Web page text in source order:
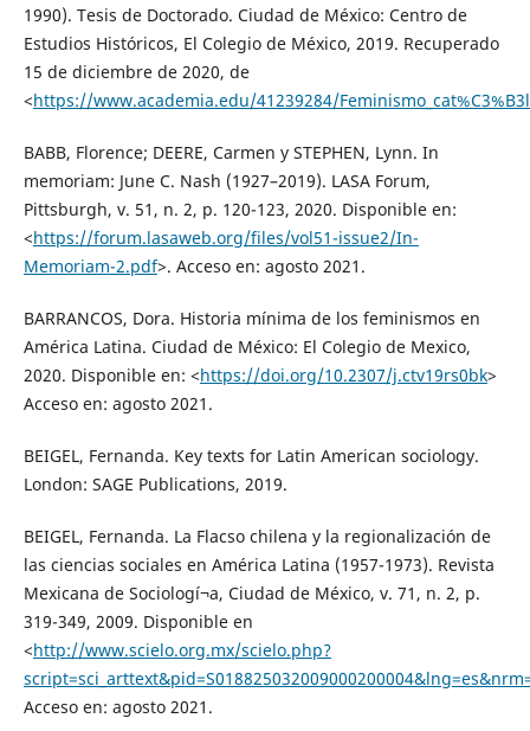
1990). Tesis de Doctorado. Ciudad de México: Centro de
Estudios Históricos, El Colegio de México, 2019. Recuperado
15 de diciembre de 2020, de
<https://www.academia.edu/41239284/
BABB, Florence; DEERE, Carmen y STEPHEN, Lynn. In
memoriam: June C. Nash (1927–2019). LASA Forum,
Pittsburgh, v. 51, n. 2, p. 120-123, 2020. Disponible en:
<https://forum.lasaweb.org/files/vol51-issue2/In-
Memoriam-2.pdf>. Acceso en: agosto 2021.
BARRANCOS, Dora. Historia mínima de los feminismos en
América Latina. Ciudad de México: El Colegio de Mexico,
2020. Disponible en: <https://doi.org/10.2307/j.ctv19rs0bk>
Acceso en: agosto 2021.
BEIGEL, Fernanda. Key texts for Latin American sociology.
London: SAGE Publications, 2019.
BEIGEL, Fernanda. La Flacso chilena y la regionalización de
las ciencias sociales en América Latina (1957-1973). Revista
Mexicana de Sociologí¬a, Ciudad de México, v. 71, n. 2, p.
319-349, 2009. Disponible en
<http://www.scielo.org.mx/scielo.php?
Acceso en: agosto 2021.